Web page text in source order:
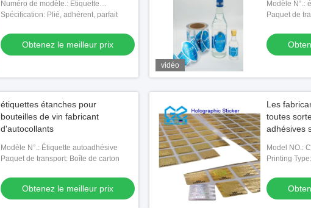
Numéro de modèle.: Étiquette
autocollant
Spécification: Plié, adhérent, parfait
Obtenez le meilleur prix
vidéo
Modèle N°.:
Paquet de
étiquettes étanches pour
bouteilles de vin fabricant
d'autocollants
Modèle N°.: Étiquette autoadhésive
Paquet de transport: Boîte de carton
Obtenez le meilleur prix
Les
toutes
adhésives
tap
Model NO.:
Printing